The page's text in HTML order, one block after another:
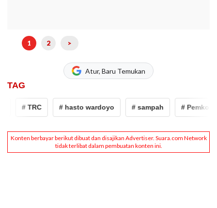
1 2 >
Atur, Baru Temukan
TAG
# TRC # hasto wardoyo # sampah # Pemkot